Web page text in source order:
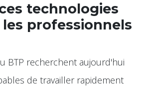
technologies
professionnels
BTP recherchent aujourd'hui
de travailler rapidement